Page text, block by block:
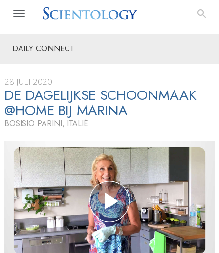
DAILY CONNECT
28 JULI 2020
DE DAGELIJKSE SCHOONMAAK
@HOME BIJ MARINA
BOSISIO PARINI, ITALIË